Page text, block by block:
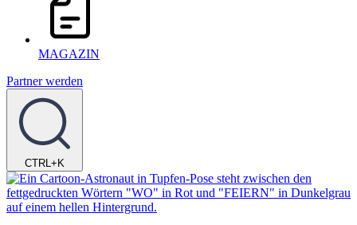
MAGAZIN
Partner werden
CTRL+K